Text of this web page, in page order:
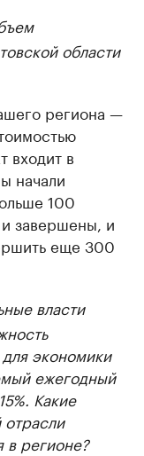
области
региона —
входит в
начали
100
завершены, и
еще 300
власти
экономики
ежегодный
Какие
в регионе?